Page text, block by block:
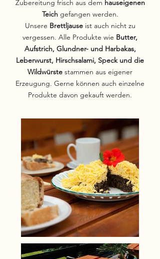
Zubereitung frisch aus dem hauseigenen
Teichgefangen werden.
Unsere Brettljause ist auch nicht zu
vergessen. Alle Produkte wie Butter,
Aufstrich, Glundner- und Harbakas,
Leberwurst, Hirschsalami, Speck und die
Wildwürste stammen aus eigener
Erzeugung. Gerne können auch einzelne
Produkte davon gekauft werden.